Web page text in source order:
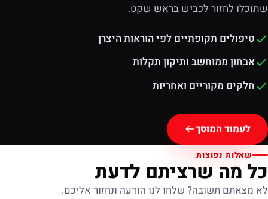
שתוכלו לחזור לכביש בראש שקט.
טיפולים תקופתיים לפי הוראות היצרן
אבחון ממוחשב ותיקון תקלות
חלקים מקוריים ואחריות
לעמוד המוסך
שאלות נפוצות
כל מה שרציתם לדעת
לא מצאתם תשובה? שלחו לנו הודעה ונחזור אליכם.